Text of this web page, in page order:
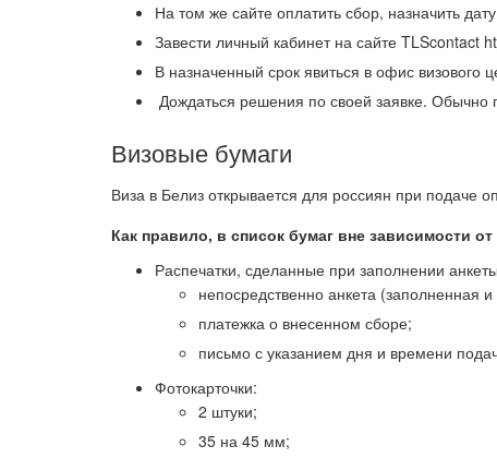
На том же сайте оплатить сбор, назначить
Завести личный кабинет на сайте TLScontact
В назначенный срок явиться в офис визового
Дождаться решения по своей заявке.
Визовые бумаги
Виза в Белиз открывается для россиян при подаче
Как правило, в список бумаг вне зависимости
Распечатки, сделанные при заполнении
непосредственно анкета (заполненная
платежка о внесенном сборе;
письмо с указанием дня и времени
Фотокарточки:
2 штуки;
35 на 45 мм;